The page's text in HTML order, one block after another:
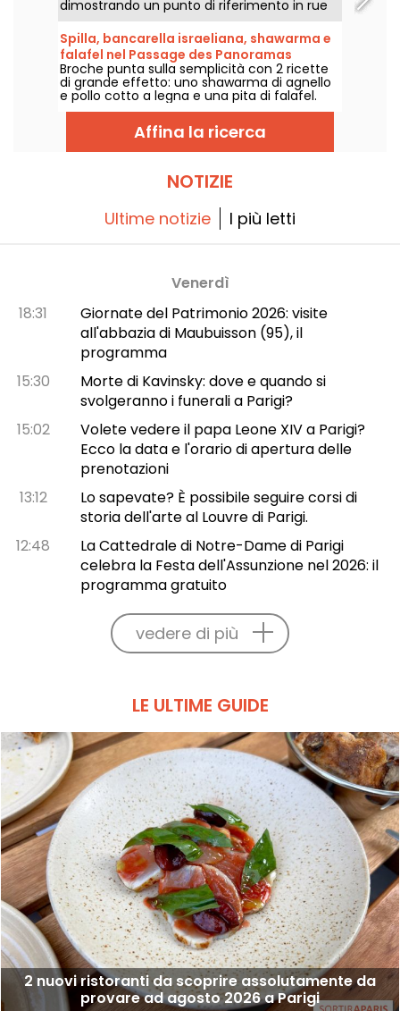
dimostrando un punto di riferimento in rue
Ramey, con i suoi piatti bistronomici allegri e
liberi.
Spilla, bancarella israeliana, shawarma e
falafel nel Passage des Panoramas
Broche punta sulla semplicità con 2 ricette
di grande effetto: uno shawarma di agnello
e pollo cotto a legna e una pita di falafel.
Dirigetevi verso il Passage des Panoramas!
Affina la ricerca
NOTIZIE
Ultime notizie I più letti
Venerdì
18:31
Giornate del Patrimonio 2026: visite
all'abbazia di Maubuisson (95), il
programma
15:30
Morte di Kavinsky: dove e quando si
svolgeranno i funerali a Parigi?
15:02
Volete vedere il papa Leone XIV a Parigi?
Ecco la data e l'orario di apertura delle
prenotazioni
13:12
Lo sapevate? È possibile seguire corsi di
storia dell'arte al Louvre di Parigi.
12:48
La Cattedrale di Notre-Dame di Parigi
celebra la Festa dell'Assunzione nel 2026: il
programma gratuito
vedere di più
LE ULTIME GUIDE
2 nuovi ristoranti da scoprire assolutamente da
provare ad agosto 2026 a Parigi